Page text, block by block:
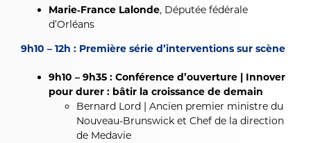
Marie‑France Lalonde, Députée fédérale
d’Orléans
9h10 – 12h : Première série d’interventions sur scène
9h10 – 9h35 : Conférence d’ouverture | Innover
pour durer : bâtir la croissance de demain
Bernard Lord | Ancien premier ministre du
Nouveau-Brunswick et Chef de la direction
de Medavie